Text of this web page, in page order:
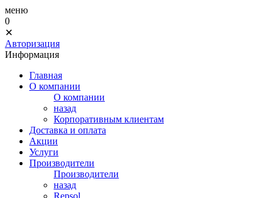
меню
0
✕
Авторизация
Информация
Главная
О компании
О компании
назад
Корпоративным клиентам
Доставка и оплата
Акции
Услуги
Производители
Производители
назад
Repsol